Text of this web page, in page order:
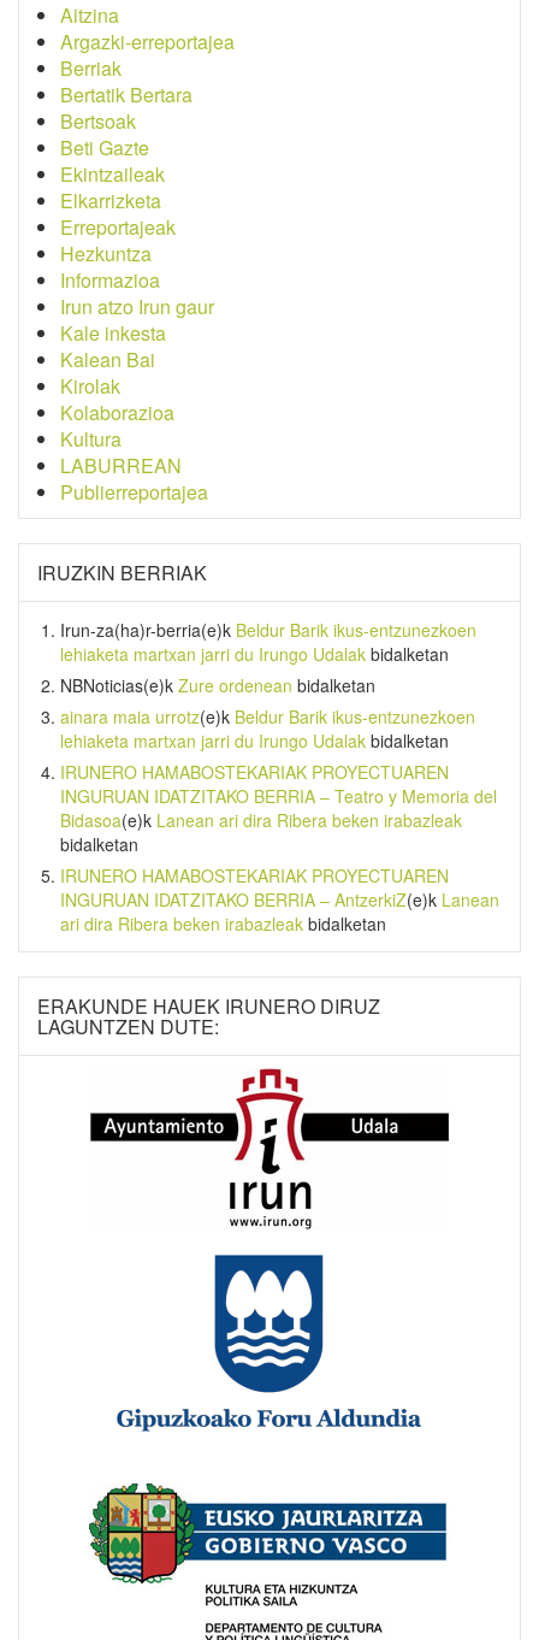
Aitzina
Argazki-erreportajea
Berriak
Bertatik Bertara
Bertsoak
Beti Gazte
Ekintzaileak
Elkarrizketa
Erreportajeak
Hezkuntza
Informazioa
Irun atzo Irun gaur
Kale inkesta
Kalean Bai
Kirolak
Kolaborazioa
Kultura
LABURREAN
Publierreportajea
IRUZKIN BERRIAK
Irun-za(ha)r-berria(e)k Beldur Barik ikus-entzunezkoen
lehiaketa martxan jarri du Irungo Udalak bidalketan
NBNoticias(e)k Zure ordenean bidalketan
ainara maia urrotz(e)k Beldur Barik ikus-entzunezkoen
lehiaketa martxan jarri du Irungo Udalak bidalketan
IRUNERO HAMABOSTEKARIAK PROYECTUAREN
INGURUAN IDATZITAKO BERRIA – Teatro y Memoria del
Bidasoa(e)k Lanean ari dira Ribera beken irabazleak
bidalketan
IRUNERO HAMABOSTEKARIAK PROYECTUAREN
INGURUAN IDATZITAKO BERRIA – AntzerkiZ(e)k Lanean
ari dira Ribera beken irabazleak bidalketan
ERAKUNDE HAUEK IRUNERO DIRUZ
LAGUNTZEN DUTE: